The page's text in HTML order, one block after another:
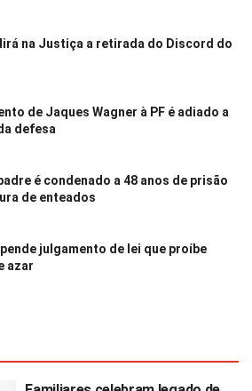
na Justiça a retirada do Discord do
de Jaques Wagner à PF é adiado a
defesa
é condenado a 48 anos de prisão
de enteados
julgamento de lei que proíbe
azar